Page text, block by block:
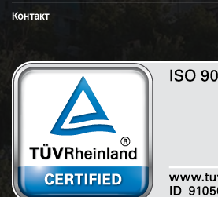
Контакт